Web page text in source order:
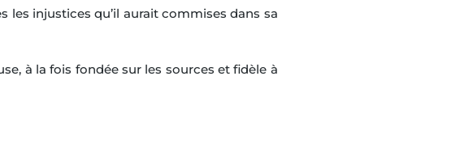
les injustices qu’il aurait commises dans sa
à la fois fondée sur les sources et fidèle à